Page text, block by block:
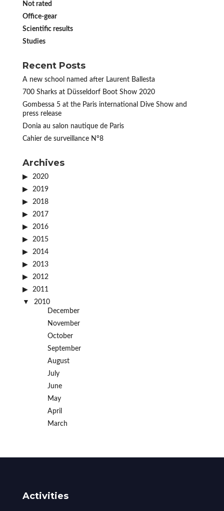
Not rated
Office-gear
Scientific results
Studies
Recent Posts
A new school named after Laurent Ballesta
700 Sharks at Düsseldorf Boot Show 2020
Gombessa 5 at the Paris international Dive Show and
press release
Donia au salon nautique de Paris
Cahier de surveillance N°8
Archives
2020
2019
2018
2017
2016
2015
2014
2013
2012
2011
2010
December
November
October
September
August
July
June
May
April
March
Activities